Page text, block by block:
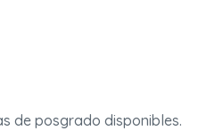
de posgrado disponibles.